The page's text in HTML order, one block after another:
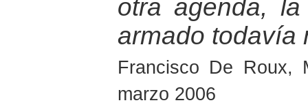
otra agenda,
armado todavía
Francisco De Roux,
marzo 2006